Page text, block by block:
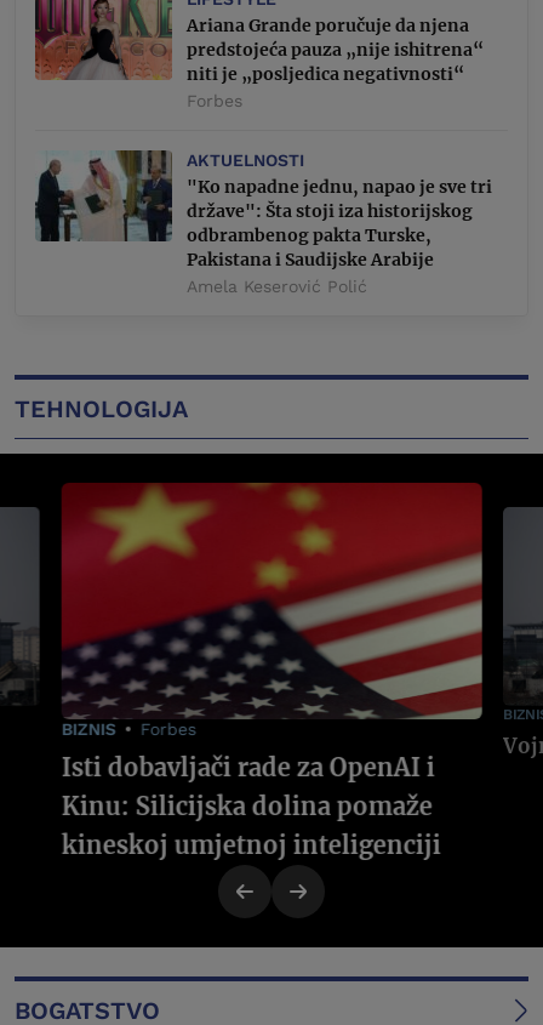
Ariana Grande poručuje da njena
predstojeća pauza „nije ishitrena“
niti je „posljedica negativnosti“
Forbes
AKTUELNOSTI
"Ko napadne jednu, napao je sve tri
države": Šta stoji iza historijskog
odbrambenog pakta Turske,
Pakistana i Saudijske Arabije
Amela Keserović Polić
TEHNOLOGIJA
BIZNIS Forbes
Isti dobavljači rade za OpenAI i
Kinu: Silicijska dolina pomaže
kineskoj umjetnoj inteligenciji
BOGATSTVO